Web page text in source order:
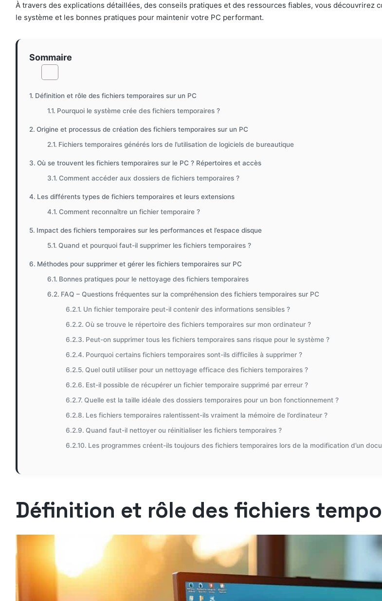
À travers des explications détaillées, des conseils pratiques et des ressources fiables, vous
le système et les bonnes pratiques pour maintenir votre PC performant.
Sommaire
Définition et rôle des fichiers temporaires sur un PC
Pourquoi le système crée des fichiers temporaires ?
Origine et processus de création des fichiers temporaires sur un PC
Fichiers temporaires générés lors de l’utilisation de logiciels de bureautique
Où se trouvent les fichiers temporaires sur le PC ? Répertoires et accès
Comment accéder aux dossiers de fichiers temporaires ?
Les différents types de fichiers temporaires et leurs extensions
Comment reconnaître un fichier temporaire ?
Impact des fichiers temporaires sur les performances et l’espace disque
Quand et pourquoi faut-il supprimer les fichiers temporaires ?
Méthodes pour supprimer et gérer les fichiers temporaires sur PC
Bonnes pratiques pour le nettoyage des fichiers temporaires
FAQ – Questions fréquentes sur la compréhension des fichiers temporaires sur PC
Un fichier temporaire peut-il contenir des informations sensibles ?
Où se trouve le répertoire des fichiers temporaires sur mon ordinateur ?
Peut-on supprimer tous les fichiers temporaires sans risque pour le système ?
Pourquoi certains fichiers temporaires sont-ils difficiles à supprimer ?
Quel outil utiliser pour un nettoyage efficace des fichiers temporaires ?
Est-il possible de récupérer un fichier temporaire supprimé par erreur ?
Quelle est la taille idéale des dossiers temporaires pour un bon fonctionnement ?
Les fichiers temporaires ralentissent-ils vraiment la mémoire de l’ordinateur ?
Quand faut-il nettoyer ou réinitialiser les fichiers temporaires ?
Les programmes créent-ils toujours des fichiers temporaires lors de la modification d’un
Définition et rôle des fichiers